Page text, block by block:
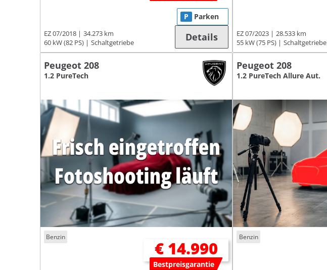
EZ 07/2018
34.273 km
60 kW (82 PS)
Schaltgetriebe
P Parken
Details EZ 07/2023
28.533 km
55 kW (75 PS)
Schaltgetriebe
Peugeot 208
1.2 PureTech
Benzin
€ 14.990
Bestpreisgarantie
Peugeot 208
1.2 PureTech Allure Aut.
Benzin